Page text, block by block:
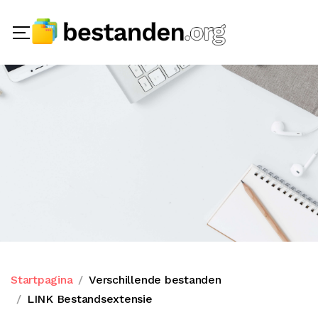
Startpagina
Verschillende bestanden
LINK Bestandsextensie